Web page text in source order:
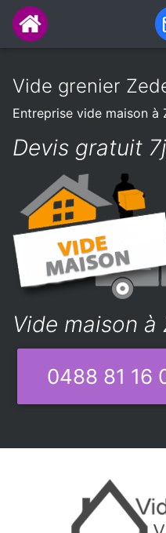
Vide grenier
Entreprise vide maison à
Devis gratuit
Vide maison à
0488 81 16